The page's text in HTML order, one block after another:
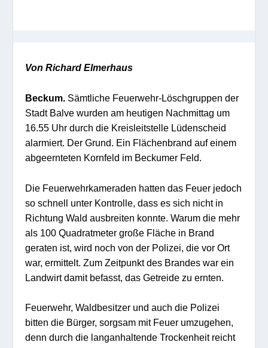
Von Richard Elmerhaus
Beckum. Sämtliche Feuerwehr-Löschgruppen der
Stadt Balve wurden am heutigen Nachmittag um
16.55 Uhr durch die Kreisleitstelle Lüdenscheid
alarmiert. Der Grund. Ein Flächenbrand auf einem
abgeernteten Kornfeld im Beckumer Feld.
Die Feuerwehrkameraden hatten das Feuer jedoch
so schnell unter Kontrolle, dass es sich nicht in
Richtung Wald ausbreiten konnte. Warum die mehr
als 100 Quadratmeter große Fläche in Brand
geraten ist, wird noch von der Polizei, die vor Ort
war, ermittelt. Zum Zeitpunkt des Brandes war ein
Landwirt damit befasst, das Getreide zu ernten.
Feuerwehr, Waldbesitzer und auch die Polizei
bitten die Bürger, sorgsam mit Feuer umzugehen,
denn durch die langanhaltende Trockenheit reicht